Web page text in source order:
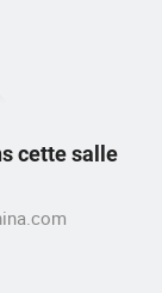
cette salle